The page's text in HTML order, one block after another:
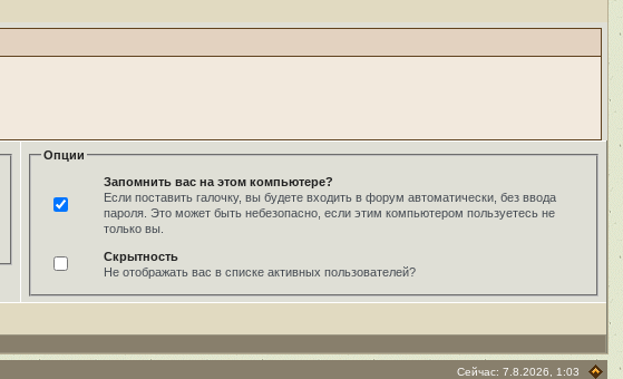
Опции
Запомнить вас на этом компьютере?
Если поставить галочку, вы будете входить в форум автоматически, без ввода
пароля. Это может быть небезопасно, если этим компьютером пользуетесь не
только вы.
Скрытность
Не отображать вас в списке активных пользователей?
Сейчас: 7.8.2026, 1:03